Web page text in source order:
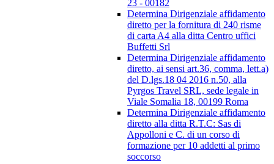
23 - 00182
Determina Dirigenziale affidamento
diretto per la fornitura di 240 risme
di carta A4 alla ditta Centro uffici
Buffetti Srl
Determina Dirigenziale affidamento
diretto, ai sensi art.36, comma, lett.a)
del D.lgs.18 04 2016 n.50, alla
Pyrgos Travel SRL, sede legale in
Viale Somalia 18, 00199 Roma
Determina Dirigenziale affidamento
diretto alla ditta R.T.C: Sas di
Appolloni e C. di un corso di
formazione per 10 addetti al primo
soccorso